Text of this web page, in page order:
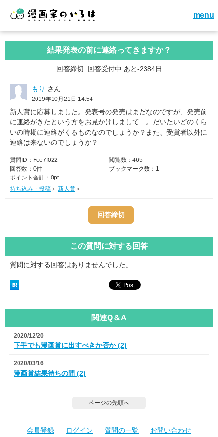
menu
結果発表の前に連絡ってきますか？
回答締切 回答受付中:あと-2384日
もり さん
2019年10月21日 14:54
新人賞に応募しました。発表号の発売はまだなのですが、発売前
に連絡がきたという方をお見かけしまして…。だいたいどのくら
いの時期に連絡がくるものなのでしょうか？また、受賞者以外に
連絡は来ないのでしょうか？
質問ID： Fce7f022 閲覧数： 465
回答数： 0件 ブックマーク数： 1
ポイント合計： 0pt
持ち込み・投稿 ＞ 新人賞 ＞
この質問に対する回答
質問に対する回答はありませんでした。
関連Q＆A
2020/12/20
下手でも漫画賞に出すべきか否か (2)
2020/03/16
漫画賞結果待ちの間 (2)
ページの先頭へ
会員登録 ログイン 質問の一覧 お問い合わせ